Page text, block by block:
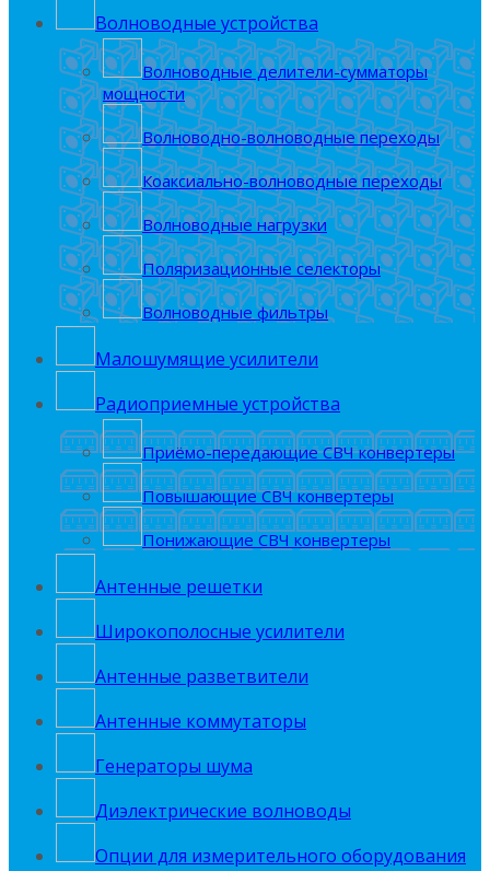
Волноводные устройства
Волноводные делители-сумматоры
мощности
Волноводно-волноводные переходы
Коаксиально-волноводные переходы
Волноводные нагрузки
Поляризационные селекторы
Волноводные фильтры
Малошумящие усилители
Радиоприемные устройства
Приёмо-передающие СВЧ конвертеры
Повышающие СВЧ конвертеры
Понижающие СВЧ конвертеры
Антенные решетки
Широкополосные усилители
Антенные разветвители
Антенные коммутаторы
Генераторы шума
Диэлектрические волноводы
Опции для измерительного оборудования